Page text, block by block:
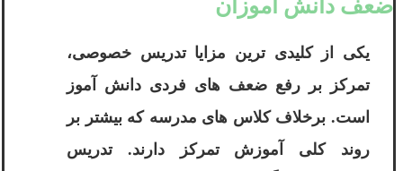
ضعف دانش آموزان
یکی از کلیدی ترین مزایا تدریس خصوصی،
تمرکز بر رفع ضعف های فردی دانش آموز
است. برخلاف کلاس های مدرسه که بیشتر بر
روند کلی آموزش تمرکز دارند. تدریس